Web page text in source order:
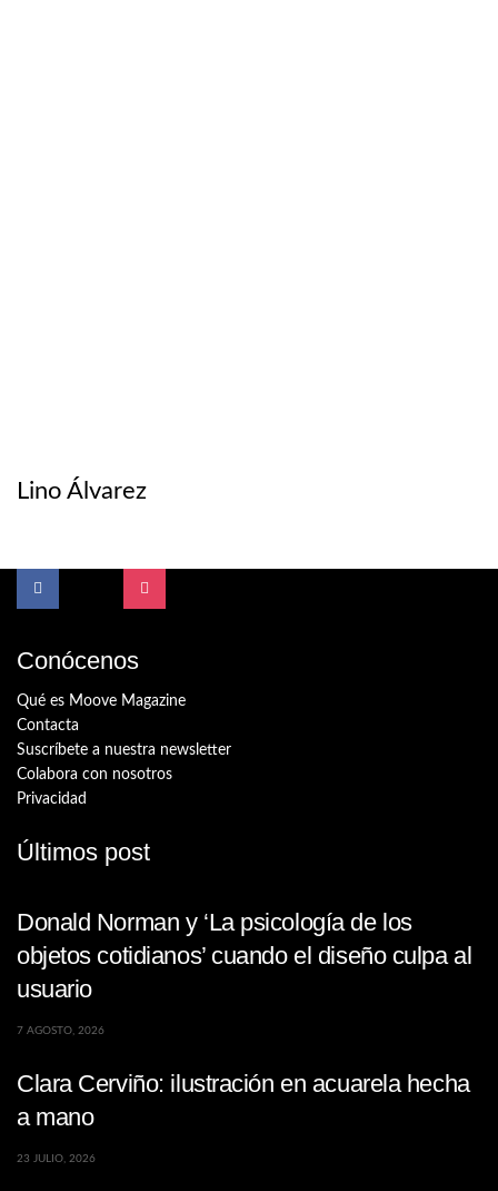
Lino Álvarez
Conócenos
Qué es Moove Magazine
Contacta
Suscríbete a nuestra newsletter
Colabora con nosotros
Privacidad
Últimos post
Donald Norman y ‘La psicología de los
objetos cotidianos’ cuando el diseño culpa al
usuario
7 AGOSTO, 2026
Clara Cerviño: ilustración en acuarela hecha
a mano
23 JULIO, 2026